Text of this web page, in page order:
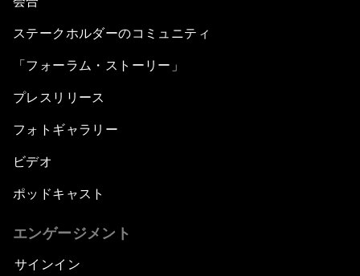
ステークホルダーのコミュニティ
「フォーラム・ストーリー」
プレスリリース
フォトギャラリー
ビデオ
ポッドキャスト
エンゲージメント
サインイン